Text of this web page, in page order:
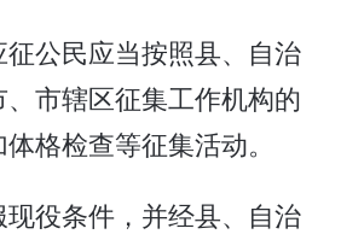
公民应当按照县、自治
市辖区征集工作机构的
格检查等征集活动。
役条件，并经县、自治